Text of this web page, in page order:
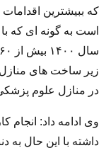
زیر ساخت های
در منازل علوم
وی ادامه داد: انجام
داشته با این حال به